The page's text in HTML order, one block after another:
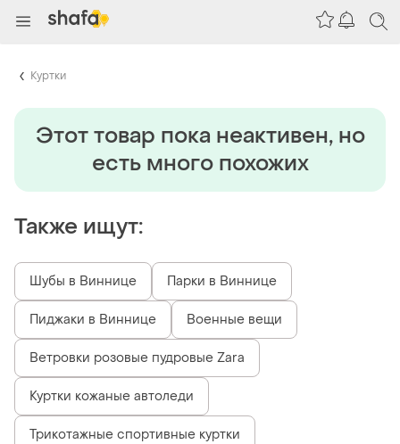
Куртки
Этот товар пока неактивен, но
есть много похожих
Также ищут:
Шубы в Виннице Парки в Виннице
Пиджаки в Виннице Военные вещи
Ветровки розовые пудровые Zara
Куртки кожаные автоледи
Трикотажные спортивные куртки